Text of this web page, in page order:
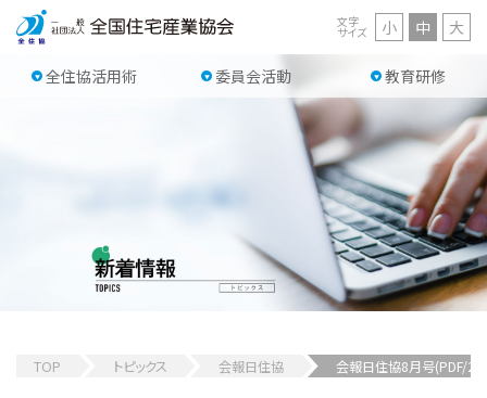
全住協活用術 委員会活動 教育研修
文字
サイズ 小 中 大
TOP トピックス 会報日住協 会報日住協8月号(PDF/